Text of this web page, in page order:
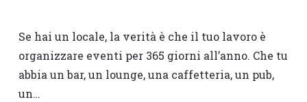
Se hai un locale, la verità è che il tuo lavoro è
organizzare eventi per 365 giorni all’anno. Che tu
abbia un bar, un lounge, una caffetteria, un pub,
un…